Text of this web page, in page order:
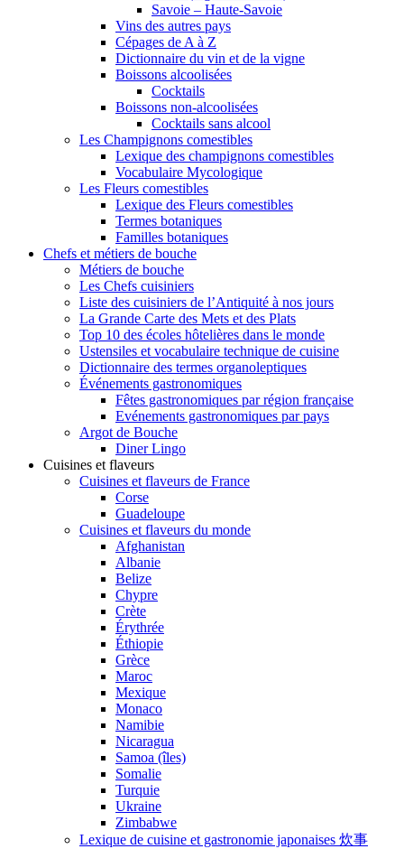
Savoie – Haute-Savoie
Vins des autres pays
Cépages de A à Z
Dictionnaire du vin et de la vigne
Boissons alcoolisées
Cocktails
Boissons non-alcoolisées
Cocktails sans alcool
Les Champignons comestibles
Lexique des champignons comestibles
Vocabulaire Mycologique
Les Fleurs comestibles
Lexique des Fleurs comestibles
Termes botaniques
Familles botaniques
Chefs et métiers de bouche
Métiers de bouche
Les Chefs cuisiniers
Liste des cuisiniers de l’Antiquité à nos jours
La Grande Carte des Mets et des Plats
Top 10 des écoles hôtelières dans le monde
Ustensiles et vocabulaire technique de cuisine
Dictionnaire des termes organoleptiques
Événements gastronomiques
Fêtes gastronomiques par région française
Evénements gastronomiques par pays
Argot de Bouche
Diner Lingo
Cuisines et flaveurs
Cuisines et flaveurs de France
Corse
Guadeloupe
Cuisines et flaveurs du monde
Afghanistan
Albanie
Belize
Chypre
Crète
Érythrée
Éthiopie
Grèce
Maroc
Mexique
Monaco
Namibie
Nicaragua
Samoa (îles)
Somalie
Turquie
Ukraine
Zimbabwe
Lexique de cuisine et gastronomie japonaises 炊事